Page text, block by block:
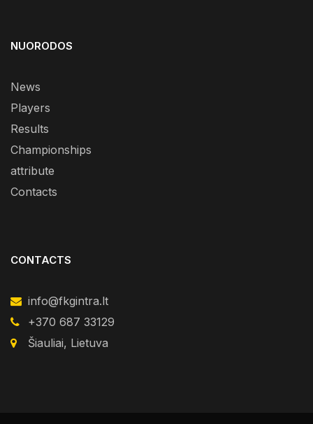
NUORODOS
News
Players
Results
Championships
attribute
Contacts
CONTACTS
info@fkgintra.lt
+370 687 33129
Šiauliai, Lietuva